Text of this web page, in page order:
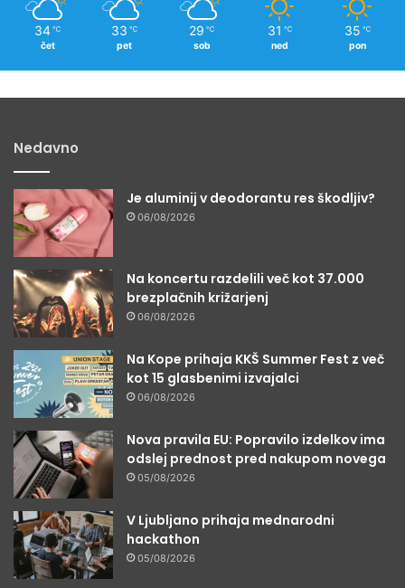
34 ℃
čet
33 ℃
pet
29 ℃
sob
31 ℃
ned
35 ℃
pon
Nedavno
Je aluminij v deodorantu res škodljiv?
06/08/2026
Na koncertu razdelili več kot 37.000
brezplačnih križarjenj
06/08/2026
Na Kope prihaja KKŠ Summer Fest z več
kot 15 glasbenimi izvajalci
06/08/2026
Nova pravila EU: Popravilo izdelkov ima
odslej prednost pred nakupom novega
05/08/2026
V Ljubljano prihaja mednarodni
hackathon
05/08/2026